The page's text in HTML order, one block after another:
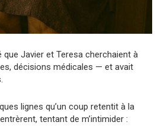
Javier et Teresa cherchaient à
décisions médicales — et avait
lignes qu’un coup retentit à la
tentant de m’intimider :